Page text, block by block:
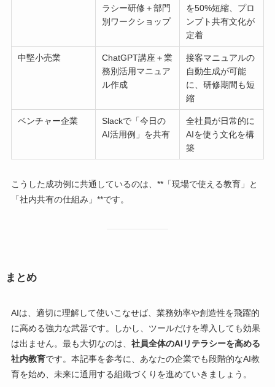
ラシー研修＋部門
別ワークショップ
を50%短縮、プロ
ンプト共有文化が
定着
中堅小売業
ChatGPT講座＋業
務別活用マニュア
ル作成
接客マニュアルの
自動生成が可能
に、研修期間も短
縮
ベンチャー企業
Slackで「今日の
AI活用例」を共有
全社員が日常的に
AIを使う文化を構
築
こうした成功例に共通しているのは、**「現場で使える教育」と
「社内共有の仕組み」**です。
まとめ
AIは、適切に理解して使いこなせば、業務効率や創造性を飛躍的
に高める強力な武器です。しかし、ツールだけを導入しても効果
は出ません。最も大切なのは、 社員全体のAIリテラシーを高める
社内教育です。本記事を参考に、あなたの企業でも段階的なAI教
育を始め、未来に通用する組織づくりを進めていきましょう。